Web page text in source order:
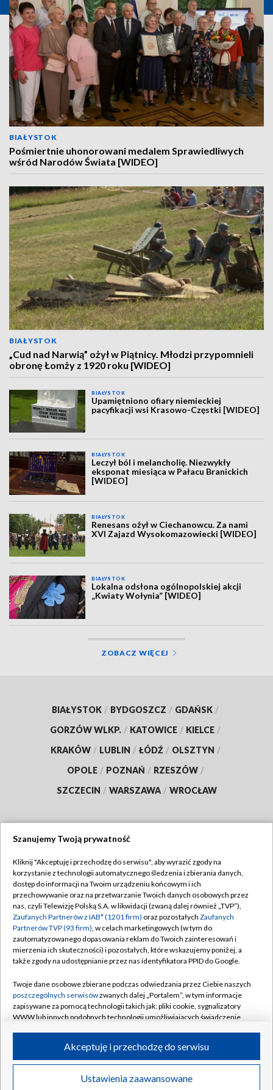
BIAŁYSTOK
Pośmiertnie uhonorowani medalem Sprawiedliwych
wśród Narodów Świata [WIDEO]
BIAŁYSTOK
„Cud nad Narwią” ożył w Piątnicy. Młodzi przypomnieli
obronę Łomży z 1920 roku [WIDEO]
BIAŁYSTOK
Upamiętniono ofiary niemieckiej
pacyfikacji wsi Krasowo-Częstki [WIDEO]
BIAŁYSTOK
Leczył ból i melancholię. Niezwykły
eksponat miesiąca w Pałacu Branickich
[WIDEO]
BIAŁYSTOK
Renesans ożył w Ciechanowcu. Za nami
XVI Zajazd Wysokomazowiecki [WIDEO]
BIAŁYSTOK
Lokalna odsłona ogólnopolskiej akcji
„Kwiaty Wołynia” [WIDEO]
ZOBACZ WIĘCEJ
BIAŁYSTOK / BYDGOSZCZ / GDAŃSK /
GORZÓW WLKP. / KATOWICE / KIELCE /
KRAKÓW / LUBLIN / ŁÓDŹ / OLSZTYN /
OPOLE / POZNAŃ / RZESZÓW /
SZCZECIN / WARSZAWA / WROCŁAW
TVP
Abonament TVP
Emisja w TVP
Centrum informacji TVP
Naziemna Telewizja Cyfrowa
Rada Programowa
System NOS
Informacje o nadawcy
Program dla prasy
Regulamin TVP
Polityka prywatności
Moje zgody
Pomoc
Kontakt
Kanały
©2026 Telewizja Polska S.A. w likwidacji
Szanujemy Twoją prywatność
Kliknij "Akceptuję i przechodzę do serwisu", aby wyrazić zgody na
korzystanie z technologii automatycznego śledzenia i zbierania danych,
dostęp do informacji na Twoim urządzeniu końcowym i ich
przechowywanie oraz na przetwarzanie Twoich danych osobowych przez
nas, czyli Telewizję Polską S.A. w likwidacji (zwaną dalej również „TVP”),
Zaufanych Partnerów z IAB* (1201 firm) oraz pozostałych Zaufanych
Partnerów TVP (93 firm), w celach marketingowych (w tym do
zautomatyzowanego dopasowania reklam do Twoich zainteresowań i
mierzenia ich skuteczności) i pozostałych, które wskazujemy poniżej, a
także zgody na udostępnianie przez nas identyfikatora PPID do Google.
Twoje dane osobowe zbierane podczas odwiedzania przez Ciebie naszych
poszczególnych serwisówzwanych dalej „Portalem”, w tym informacje
zapisywane za pomocą technologii takich jak: pliki cookie, sygnalizatory
WWW lub innych podobnych technologii umożliwiających świadczenie
ruchu w Internecie.
Twoje dane osobowe zbierane podczas odwiedzania przez Ciebie
poszczególnych serwisówna Portalu, takie jak adresy IP, identyfikatory
Ustawienia zaawansowane
Akceptuję i przechodzę do serwisu